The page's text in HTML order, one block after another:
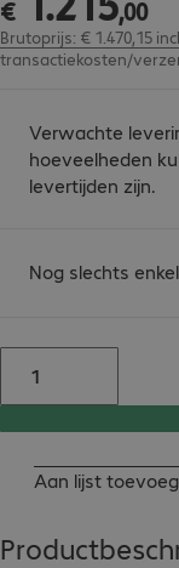
€ ,00
Brutoprijs: € 1.470,15
transactiekosten/
Verwachte
hoeveelheden
levertijden zijn.
Nog slechts
Aan lijst